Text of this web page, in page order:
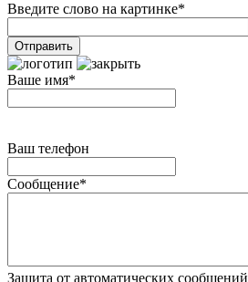
Введите слово на картинке*
Ваше имя*
Ваш телефон
Сообщение*
Защита от автоматических сообщений